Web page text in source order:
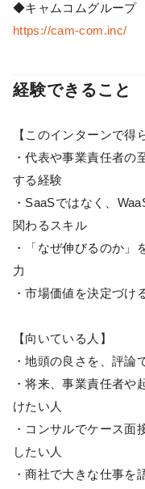
◆キャムコムグループ
https://cam-com.inc/
経験できること
【このインターンで得
・代表や事業責任者の
する経験
・SaaSではなく、
関わるスキル
・「なぜ伸びるのか」
力
・市場価値を決定づけ
【向いている人】
・地頭の良さを、評論
・将来、事業責任者や
けたい人
・コンサルでケース面
したい人
・商社で大きな仕事を